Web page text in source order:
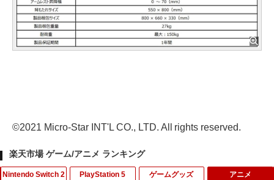
©2021 Micro-Star INT'L CO., LTD. All rights reserved.
楽天市場 ゲーム/アニメ ランキング
Nintendo Switch 2 PlayStation 5 ゲームグッズ アニメ